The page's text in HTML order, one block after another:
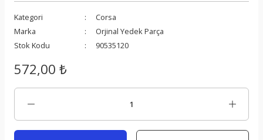
Kategori
Corsa
Marka
Orjinal Yedek Parça
Stok Kodu
90535120
572,00 ₺